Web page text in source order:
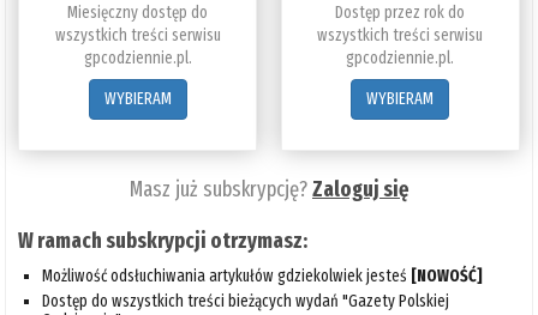
Miesięczny dostęp do
wszystkich treści serwisu
gpcodziennie.pl.
WYBIERAM
Dostęp przez rok do
wszystkich treści serwisu
gpcodziennie.pl.
WYBIERAM
Masz już subskrypcję?Zaloguj się
W ramach subskrypcji otrzymasz:
Możliwość odsłuchiwania artykułów gdziekolwiek jesteś [NOWOŚĆ]
Dostęp do wszystkich treści bieżących wydań "Gazety Polskiej